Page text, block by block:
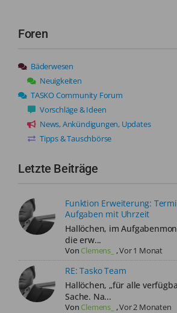
Foren
Bäderwesen
Neuigkeiten
TASKO Community Forum
Vorschläge & Ideen
News, Ankündigungen, Updates
Tipps & Tauschbörse
Letzte Beiträge
Funktion Erweiterung:
Aufgaben mit Uhrzeit
Hallöchen, im Aufgabenmonitor gibt es bereits
die erw...
Von Clemens_ ,Vor 1 Monat
RE: Tasko Team
Hallöchen, „für alle verfügbar“ ist so eine
Sache. Na...
Von Clemens_ ,Vor 2 Monaten